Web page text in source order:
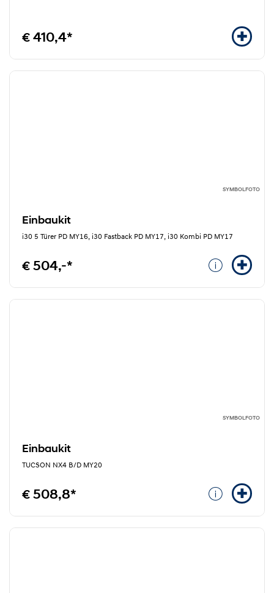
€ 410,4*
SYMBOLFOTO
Einbaukit
i30 5 Türer PD MY16, i30 Fastback PD MY17, i30 Kombi PD MY17
€ 504,-*
SYMBOLFOTO
Einbaukit
TUCSON NX4 B/D MY20
€ 508,8*